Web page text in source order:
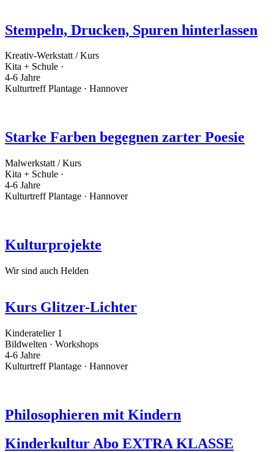
Stempeln, Drucken, Spuren hinterlassen
Kreativ-Werkstatt / Kurs
Kita + Schule ·
4-6 Jahre
Kulturtreff Plantage · Hannover
Starke Farben begegnen zarter Poesie
Malwerkstatt / Kurs
Kita + Schule ·
4-6 Jahre
Kulturtreff Plantage · Hannover
Kulturprojekte
Wir sind auch Helden
Kurs Glitzer-Lichter
Kinderatelier 1
Bildwelten · Workshops
4-6 Jahre
Kulturtreff Plantage · Hannover
Philosophieren mit Kindern
Kinderkultur Abo EXTRA KLASSE